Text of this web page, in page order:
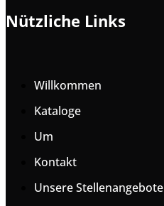
Nützliche Links
Willkommen
Kataloge
Um
Kontakt
Unsere Stellenangebote